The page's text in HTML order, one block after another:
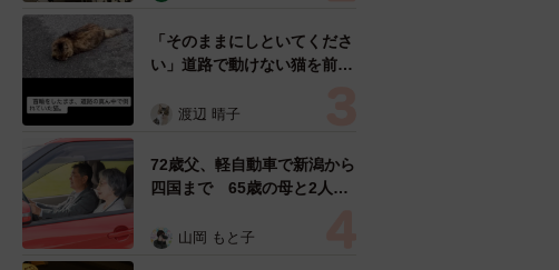
「そのままにしといてくださ
い」道路で動けない猫を前に
ようとした4日間 「命の重
表の訴え
渡辺 晴子
72歳父、軽自動車で新潟から
四国まで 65歳の母と2人で
憩まで分刻み… 「大学生で
山岡 もと子